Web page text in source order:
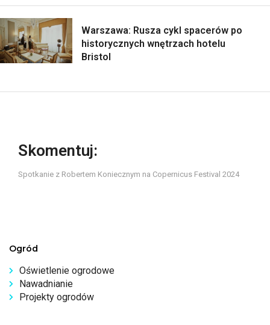
Warszawa: Rusza cykl spacerów po
historycznych wnętrzach hotelu
Bristol
Skomentuj:
Spotkanie z Robertem Koniecznym na Copernicus Festival 2024
Ogród
Oświetlenie ogrodowe
Nawadnianie
Projekty ogrodów